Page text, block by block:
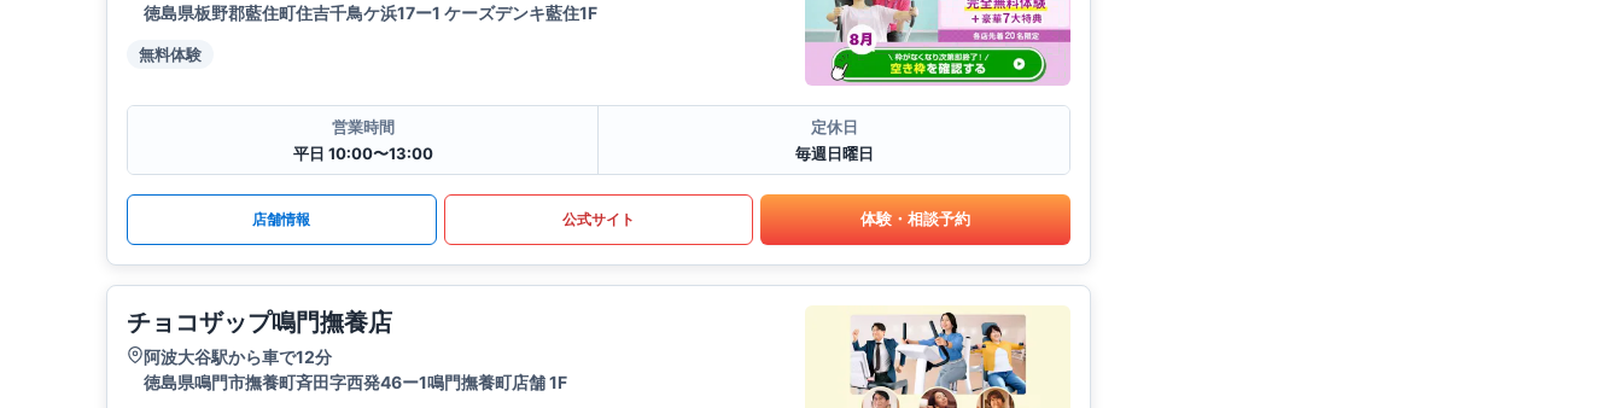
徳島県板野郡藍住町住吉千鳥ケ浜17ー1 ケーズデンキ藍住1F
無料体験
営業時間
平日 10:00〜13:00
定休日
毎週日曜日
店舗情報 公式サイト 体験・相談予約
チョコザップ鳴門撫養店
阿波大谷駅から車で12分
徳島県鳴門市撫養町斉田字西発46ー1鳴門撫養町店舗 1F